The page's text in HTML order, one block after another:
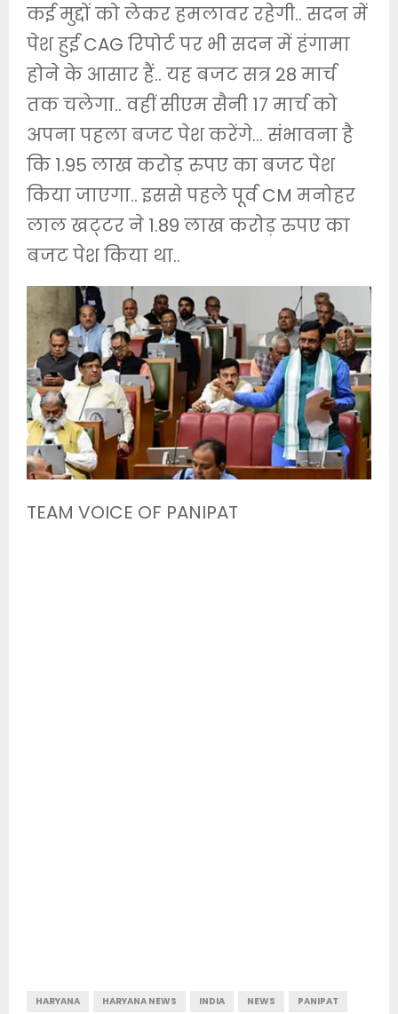
कई मुद्दों को लेकर हमलावर रहेगी.. सदन में
पेश हुई CAG रिपोर्ट पर भी सदन में हंगामा
होने के आसार हैं.. यह बजट सत्र 28 मार्च
तक चलेगा.. वहीं सीएम सैनी 17 मार्च को
अपना पहला बजट पेश करेंगे… संभावना है
कि 1.95 लाख करोड़ रुपए का बजट पेश
किया जाएगा.. इससे पहले पूर्व CM मनोहर
लाल खट्‌टर ने 1.89 लाख करोड़ रुपए का
बजट पेश किया था..
TEAM VOICE OF PANIPAT
HARYANA HARYANA NEWS INDIA NEWS PANIPAT